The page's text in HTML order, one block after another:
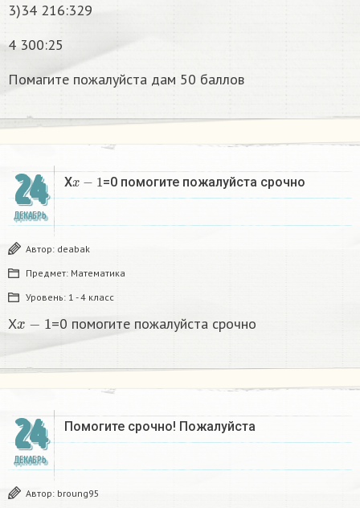
3)34 216:329
4 300:25
Помагите пожалуйста дам 50 баллов
24
ДЕКАБРЬ
Xx−1 =0 помогите пожалуйста срочно
Автор: deabak
Предмет: Математика
Уровень: 1 - 4 класс
X =0 помогите пожалуйста срочно
24
ДЕКАБРЬ
Помогите срочно! Пожалуйста
Автор: broung95